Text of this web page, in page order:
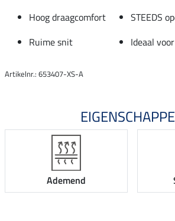
Hoog draagcomfort
STEEDS
Ruime snit
Ideaal
Artikelnr.: 653407-XS-A
Ademend